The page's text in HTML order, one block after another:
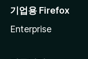
기업용 Firefox
Enterprise